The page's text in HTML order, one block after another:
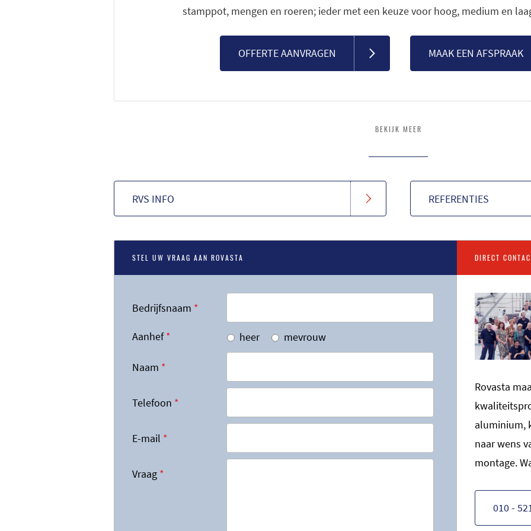
stamppot, mengen en roeren; ieder met een keuze voor hoog, medium en
OFFERTE AANVRAGEN MAAK EEN AFSPRAAK
BEKIJK MEER
RVS INFO REFERENTIES
DIRECT
Rovasta
aluminium,
naar wens
montage.
010 -
STEL UW VRAAG AAN ROVASTA
Bedrijfsnaam *
Aanhef* heer mevrouw
Naam *
Telefoon *
E-mail *
Vraag *